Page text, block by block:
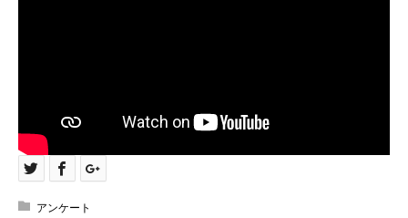
アンケート